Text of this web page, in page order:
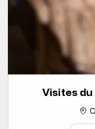
Visites